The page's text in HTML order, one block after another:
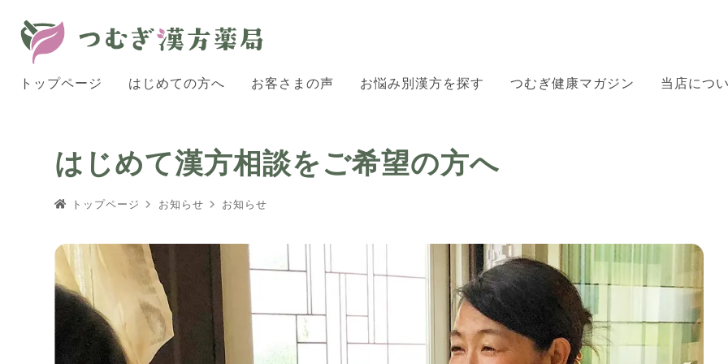
トップページ はじめての方へ お客さまの声 お悩み別漢方を探す つむぎ健康マガジン 当店につ
はじめて漢方相談をご希望の方へ
トップページ お知らせ お知らせ